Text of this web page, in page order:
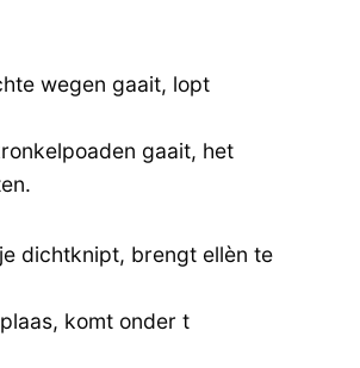
wegen gaait, lopt
gaait, het
dichtknipt, brengt ellèn te
komt onder t